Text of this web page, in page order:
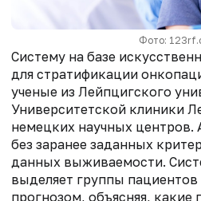
Фото:
Систему на базе
для стратификации
ученые из Лейпцигского
Университетской клиники
немецких научных центров.
без заранее заданных
данных выживаемости.
выделяет группы
прогнозом, объясняя, какие